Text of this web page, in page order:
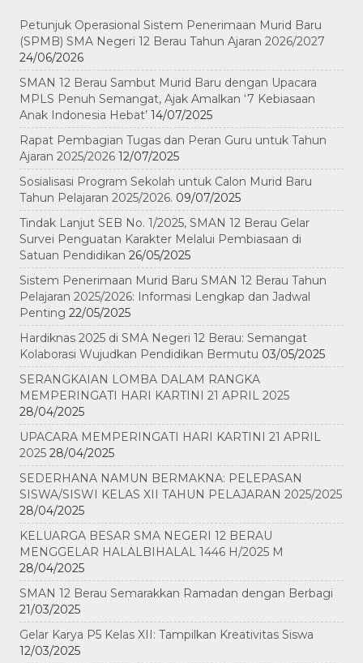
Petunjuk Operasional Sistem Penerimaan Murid Baru
(SPMB) SMA Negeri 12 Berau Tahun Ajaran 2026/2027
24/06/2026
SMAN 12 Berau Sambut Murid Baru dengan Upacara
MPLS Penuh Semangat, Ajak Amalkan ‘7 Kebiasaan
Anak Indonesia Hebat’ 14/07/2025
Rapat Pembagian Tugas dan Peran Guru untuk Tahun
Ajaran 2025/2026 12/07/2025
Sosialisasi Program Sekolah untuk Calon Murid Baru
Tahun Pelajaran 2025/2026. 09/07/2025
Tindak Lanjut SEB No. 1/2025, SMAN 12 Berau Gelar
Survei Penguatan Karakter Melalui Pembiasaan di
Satuan Pendidikan 26/05/2025
Sistem Penerimaan Murid Baru SMAN 12 Berau Tahun
Pelajaran 2025/2026: Informasi Lengkap dan Jadwal
Penting 22/05/2025
Hardiknas 2025 di SMA Negeri 12 Berau: Semangat
Kolaborasi Wujudkan Pendidikan Bermutu 03/05/2025
SERANGKAIAN LOMBA DALAM RANGKA
MEMPERINGATI HARI KARTINI 21 APRIL 2025
28/04/2025
UPACARA MEMPERINGATI HARI KARTINI 21 APRIL
2025 28/04/2025
SEDERHANA NAMUN BERMAKNA: PELEPASAN
SISWA/SISWI KELAS XII TAHUN PELAJARAN 2025/2025
28/04/2025
KELUARGA BESAR SMA NEGERI 12 BERAU
MENGGELAR HALALBIHALAL 1446 H/2025 M
28/04/2025
SMAN 12 Berau Semarakkan Ramadan dengan Berbagi
21/03/2025
Gelar Karya P5 Kelas XII: Tampilkan Kreativitas Siswa
12/03/2025